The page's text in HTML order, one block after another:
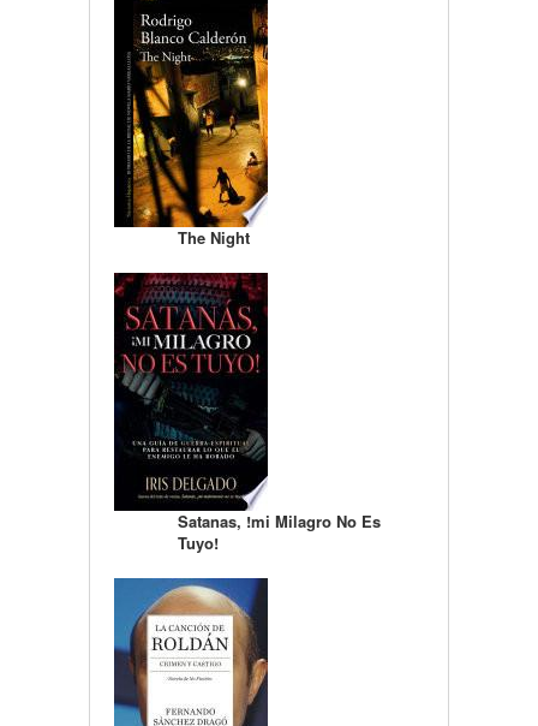
The Night
Satanas, !mi Milagro No Es
Tuyo!